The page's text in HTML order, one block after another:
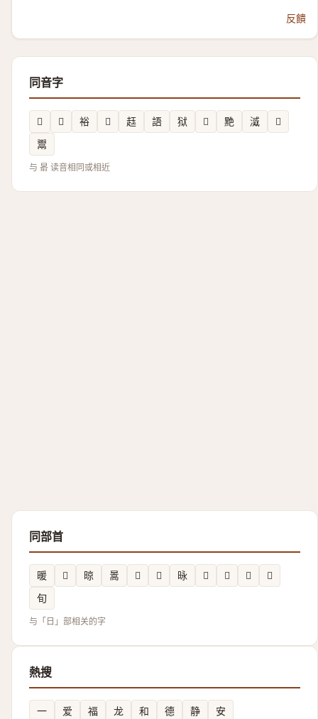
反饋
同音字
𣩺 𩕙 裕 𨿾 䞝 語 狱 𪫹 䵥 㵄
𦘿
鬻
与 𣈯 读音相同或相近
同部首
暖 𣆎 晾 暠 𱢙 𪰬 昹 𣅓 𰖂 𬁃
𣉵
旬
与「日」部相关的字
熱搜
一 爱 福 龙 和 德 静 安